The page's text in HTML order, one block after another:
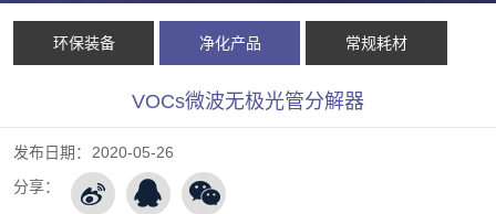
环保装备 净化产品 常规耗材
VOCs微波无极光管分解器
发布日期：
2020-05-26
分享：